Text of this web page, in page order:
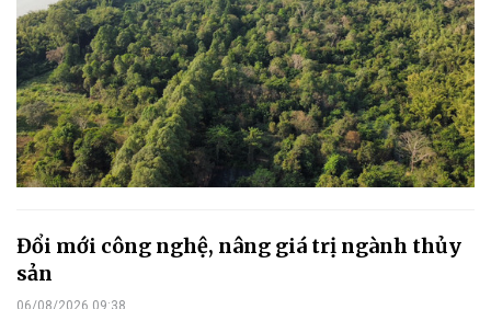
Đổi mới công nghệ, nâng giá trị ngành thủy
sản
06/08/2026 09:38